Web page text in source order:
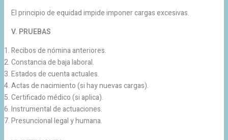
El principio de equidad impide imponer cargas excesivas.
V. PRUEBAS
Recibos de nómina anteriores.
Constancia de baja laboral.
Estados de cuenta actuales.
Actas de nacimiento (si hay nuevas cargas).
Certificado médico (si aplica).
Instrumental de actuaciones.
Presuncional legal y humana.